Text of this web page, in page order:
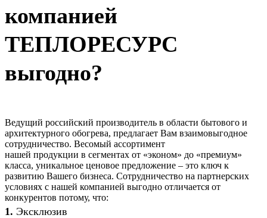
компанией
ТЕПЛОРЕСУРС
выгодно?
Ведущий российский производитель в области бытового и
архитектурного обогрева, предлагает Вам взаимовыгодное
сотрудничество. Весомый ассортимент
нашей продукции в сегментах от «эконом» до «премиум»
класса, уникальное ценовое предложение – это ключ к
развитию Вашего бизнеса. Сотрудничество на партнерских
условиях с нашей компанией выгодно отличается от
конкурентов потому, что:
1. Эксклюзив